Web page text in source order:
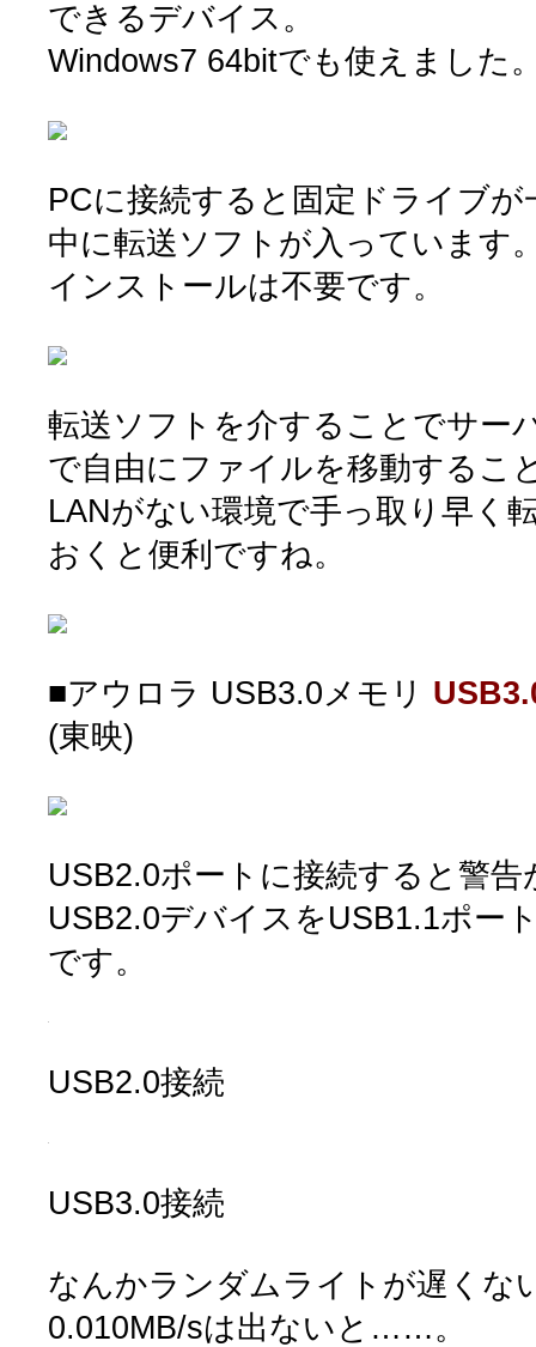
できるデバイス。
Windows7 64bitでも使えました
PCに接続すると固定ドライブ
中に転送ソフトが入っています
インストールは不要です。
転送ソフトを介することでサー
で自由にファイルを移動するこ
LANがない環境で手っ取り早く
おくと便利ですね。
■アウロラ USB3.0メモリ
(東映)
USB2.0ポートに接続すると警
USB2.0デバイスをUSB1.1ポー
です。
USB2.0接続
USB3.0接続
なんかランダムライトが遅くな
0.010MB/sは出ないと……。